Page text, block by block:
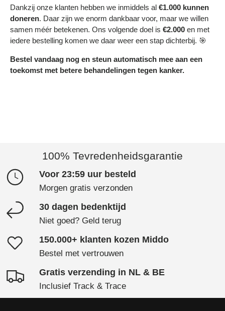
Dankzij onze klanten hebben we inmiddels al €1.000 kunnen
doneren. Daar zijn we enorm dankbaar voor, maar we willen
samen méér betekenen. Ons volgende doel is €2.000 en met
iedere bestelling komen we daar weer een stap dichterbij. 🎯
Bestel vandaag nog en steun automatisch mee aan een
toekomst met betere behandelingen tegen kanker.
100% Tevredenheidsgarantie
Voor 23:59 uur besteld
Morgen gratis verzonden
30 dagen bedenktijd
Niet goed? Geld terug
150.000+ klanten kozen Middo
Bestel met vertrouwen
Gratis verzending in NL & BE
Inclusief Track & Trace